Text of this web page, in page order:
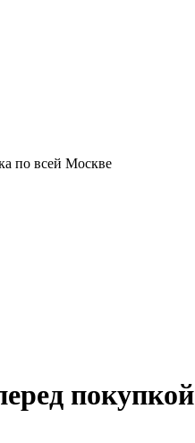
по всей Москве
покупкой